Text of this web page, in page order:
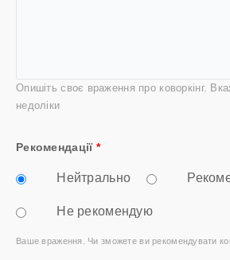
Опишіть своє враження про коворкінг.
недоліки
Рекомендації *
Нейтрально
Не рекомендую
Ваше враження. Чи зможете ви рекомендувати